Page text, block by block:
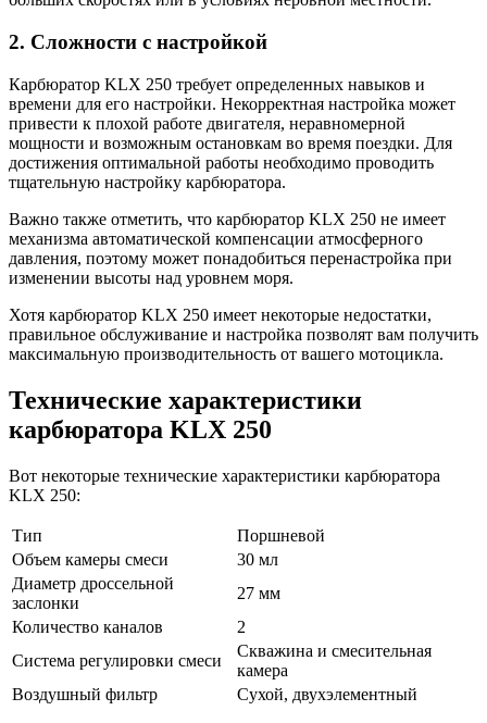
2. Сложности с настройкой
Карбюратор KLX 250 требует определенных навыков и
времени для его настройки. Некорректная настройка может
привести к плохой работе двигателя, неравномерной
мощности и возможным остановкам во время поездки. Для
достижения оптимальной работы необходимо проводить
тщательную настройку карбюратора.
Важно также отметить, что карбюратор KLX 250 не имеет
механизма автоматической компенсации атмосферного
давления, поэтому может понадобиться перенастройка при
изменении высоты над уровнем моря.
Хотя карбюратор KLX 250 имеет некоторые недостатки,
правильное обслуживание и настройка позволят вам получить
максимальную производительность от вашего мотоцикла.
Технические характеристики
карбюратора KLX 250
Вот некоторые технические характеристики карбюратора
KLX 250:
Тип
Поршневой
Объем камеры смеси
30 мл
Диаметр дроссельной
заслонки
27 мм
Количество каналов
2
Система регулировки смеси
Скважина и смесительная
камера
Воздушный фильтр
Сухой, двухэлементный